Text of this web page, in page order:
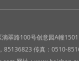
翠路100号创意园A幢
85136823 传真：0510-